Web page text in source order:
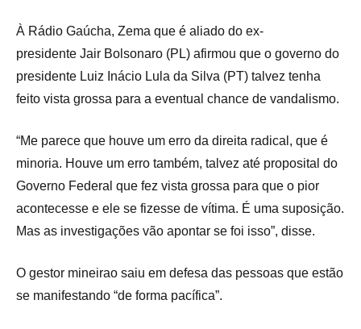
À Rádio Gaúcha, Zema que é aliado do ex-
presidente Jair Bolsonaro (PL) afirmou que o governo do
presidente Luiz Inácio Lula da Silva (PT) talvez tenha
feito vista grossa para a eventual chance de vandalismo.
“Me parece que houve um erro da direita radical, que é
minoria. Houve um erro também, talvez até proposital do
Governo Federal que fez vista grossa para que o pior
acontecesse e ele se fizesse de vítima. É uma suposição.
Mas as investigações vão apontar se foi isso”, disse.
O gestor mineirao saiu em defesa das pessoas que estão
se manifestando “de forma pacífica”.